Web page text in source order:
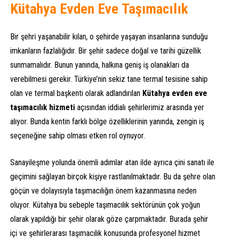
Kütahya Evden Eve Taşımacılık
Bir şehri yaşanabilir kılan, o şehirde yaşayan insanlarına sunduğu
imkanların fazlalığıdır. Bir şehir sadece doğal ve tarihi güzellik
sunmamalıdır. Bunun yanında, halkına geniş iş olanakları da
verebilmesi gerekir. Türkiye’nin sekiz tane termal tesisine sahip
olan ve termal başkenti olarak adlandırılan Kütahya evden eve
taşımacılık hizmeti açısından iddialı şehirlerimiz arasında yer
alıyor. Bunda kentin farklı bölge özelliklerinin yanında, zengin iş
seçeneğine sahip olması etken rol oynuyor.
Sanayileşme yolunda önemli adımlar atan ilde ayrıca çini sanatı ile
geçimini sağlayan birçok kişiye rastlanılmaktadır. Bu da şehre olan
göçün ve dolayısıyla taşımacılığın önem kazanmasına neden
oluyor. Kütahya bu sebeple taşımacılık sektörünün çok yoğun
olarak yapıldığı bir şehir olarak göze çarpmaktadır. Burada şehir
içi ve şehirlerarası taşımacılık konusunda profesyonel hizmet